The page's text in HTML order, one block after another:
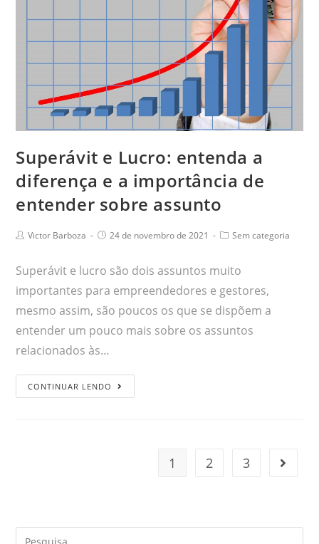
Superávit e Lucro: entenda a
diferença e a importância de
entender sobre assunto
Victor Barboza 24 de novembro de 2021 Sem categoria
Superávit e lucro são dois assuntos muito
importantes para empreendedores e gestores,
mesmo assim, são poucos os que se dispõem a
entender um pouco mais sobre os assuntos
relacionados às…
CONTINUAR LENDO
1 2 3